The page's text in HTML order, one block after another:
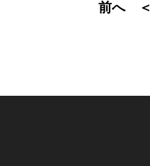
前へ ＜